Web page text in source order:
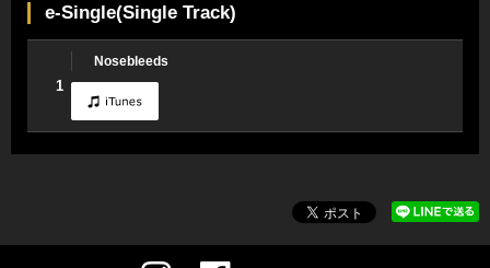
e-Single(Single Track)
1
Nosebleeds